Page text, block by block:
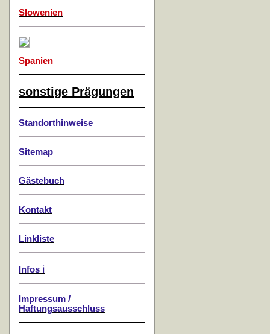
Slowenien
Spanien
sonstige Prägungen
Standorthinweise
Sitemap
Gästebuch
Kontakt
Linkliste
Infos ℹ️
Impressum /
Haftungsausschluss